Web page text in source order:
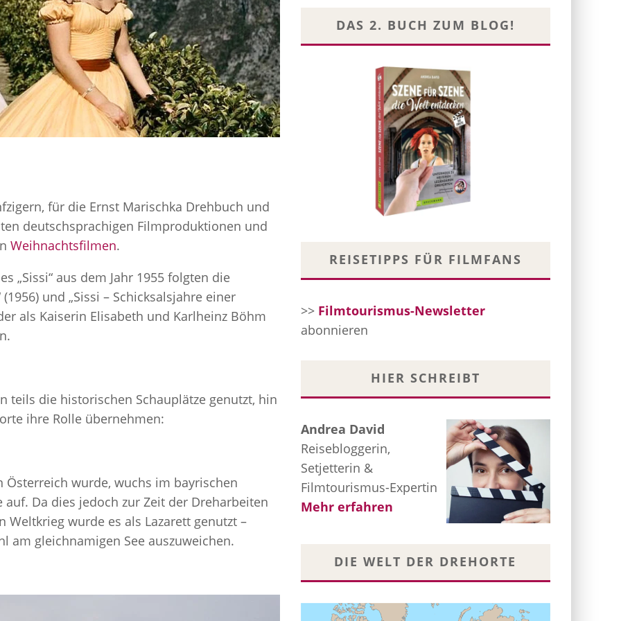
für die Ernst Marischka Drehbuch und
deutschsprachigen Filmproduktionen und
Weihnachtsfilmen.
„Sissi“ aus dem Jahr 1955 folgten die
und „Sissi – Schicksalsjahre einer
als Kaiserin Elisabeth und Karlheinz Böhm
die historischen Schauplätze genutzt, hin
ihre Rolle übernehmen:
Österreich wurde, wuchs im bayrischen
Da dies jedoch zur Zeit der Dreharbeiten
wurde es als Lazarett genutzt –
am gleichnamigen See auszuweichen.
DAS 2. BUCH ZUM BLOG!
REISETIPPS FÜR FILMFANS
>> Filmtourismus-Newsletter
abonnieren
HIER SCHREIBT
Andrea David
Reisebloggerin,
Setjetterin &
Filmtourismus-Expertin
Mehr erfahren
DIE WELT DER DREHORTE